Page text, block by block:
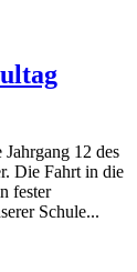
12 des
Die Fahrt in die
fester
Schule...